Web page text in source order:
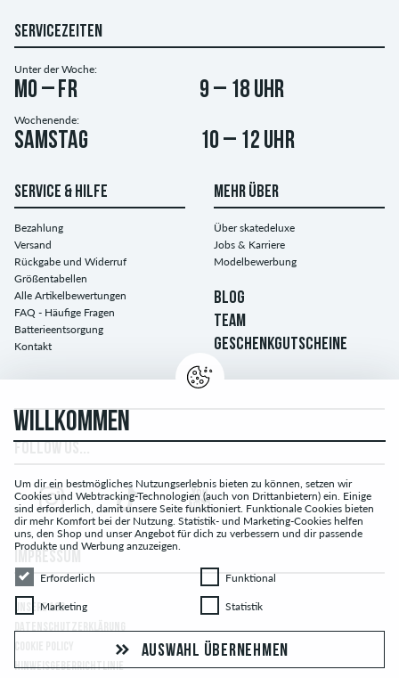
SERVICEZEITEN
Unter der Woche:
Mo – Fr 9 – 18 Uhr
Wochenende:
Samstag 10 – 12 Uhr
SERVICE & HILFE
Bezahlung
Versand
Rückgabe und Widerruf
Größentabellen
Alle Artikelbewertungen
FAQ - Häufige Fragen
Batterieentsorgung
Kontakt
MEHR ÜBER
Über skatedeluxe
Jobs & Karriere
Modelbewerbung
BLOG
TEAM
GESCHENKGUTSCHEINE
UNSERE AGB
HINWEISGEBERRICHTLINIE
WILLKOMMEN
Um dir ein bestmögliches Nutzungserlebnis bieten zu können, setzen wir
Cookies und Webtracking-Technologien (auch von Drittanbietern) ein. Einige
sind erforderlich, damit unsere Seite funktioniert. Funktionale Cookies bieten
dir mehr Komfort bei der Nutzung. Statistik- und Marketing-Cookies helfen
uns, den Shop und unser Angebot für dich zu verbessern und dir passende
Produkte und Werbung anzuzeigen.
Erforderlich
Erforderlich FunktionalFunktional
MarketingMarketing StatistikStatistik
AUSWAHL ÜBERNEHMEN